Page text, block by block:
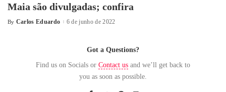
Maia são divulgadas; confira
By Carlos Eduardo 6 de junho de 2022
Got a Questions?
Find us on Socials or Contact us and we’ll get back to
you as soon as possible.